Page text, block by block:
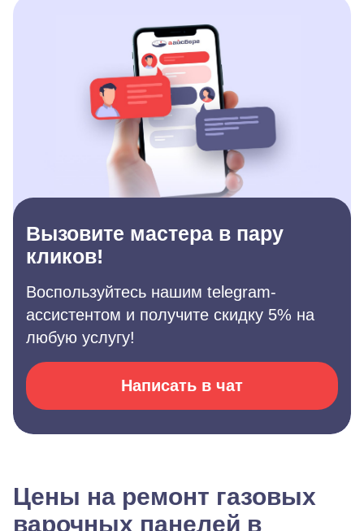
Вызовите мастера в пару
кликов!
Воспользуйтесь нашим telegram-
ассистентом и получите скидку 5% на
любую услугу!
Написать в чат
Цены на ремонт газовых
варочных панелей в